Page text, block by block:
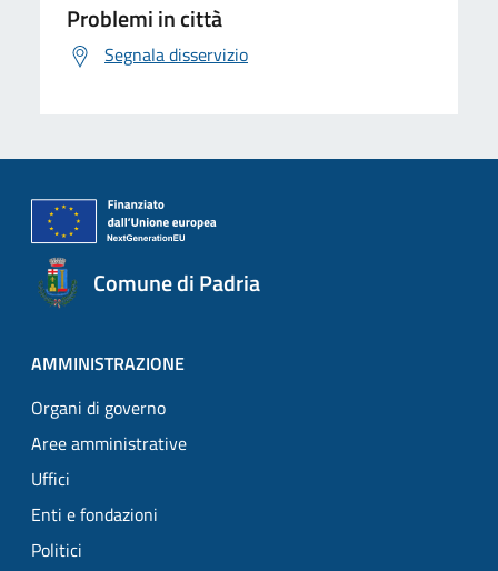
Problemi in città
Segnala disservizio
Comune di Padria
AMMINISTRAZIONE
Organi di governo
Aree amministrative
Uffici
Enti e fondazioni
Politici